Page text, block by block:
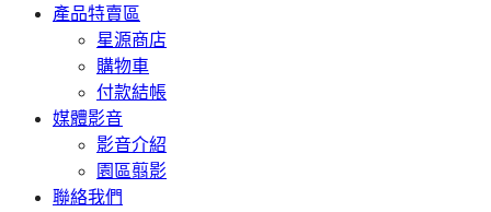
產品特賣區
星源商店
購物車
付款結帳
媒體影音
影音介紹
園區翦影
聯絡我們